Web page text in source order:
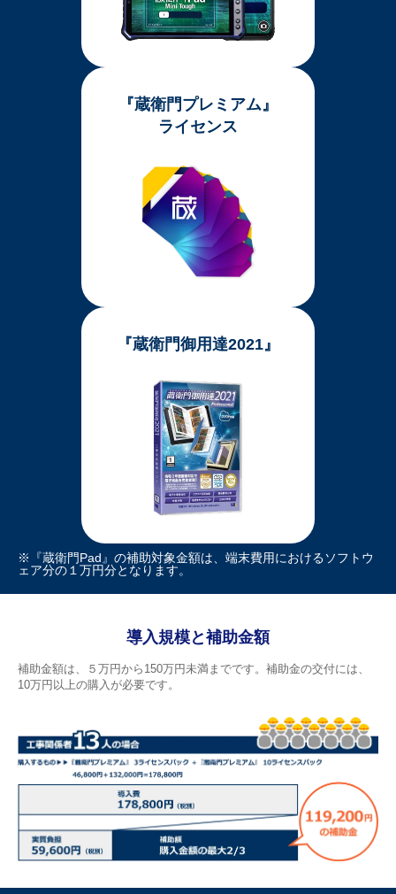
『蔵衛門プレミアム』
ライセンス
『蔵衛門御用達2021』
※『蔵衛門Pad』の補助対象金額は、端末費用におけるソフトウ
ェア分の１万円分となります。
導入規模と補助金額
補助金額は、５万円から150万円未満までです。補助金の交付には、
10万円以上の購入が必要です。